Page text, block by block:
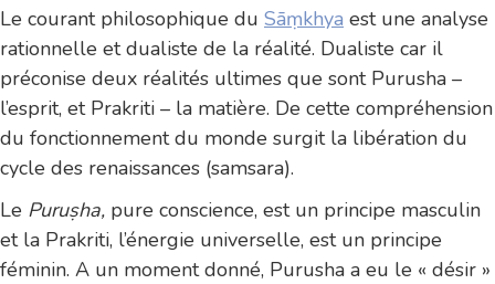
Le courant philosophique du Sāṃkhya est une analyse
rationnelle et dualiste de la réalité. Dualiste car il
préconise deux réalités ultimes que sont Purusha –
l’esprit, et Prakriti – la matière. De cette compréhension
du fonctionnement du monde surgit la libération du
cycle des renaissances (samsara).
Le Puruṣha, pure conscience, est un principe masculin
et la Prakriti, l’énergie universelle, est un principe
féminin. A un moment donné, Purusha a eu le « désir »